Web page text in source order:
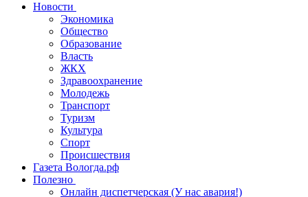
Новости
Экономика
Общество
Образование
Власть
ЖКХ
Здравоохранение
Молодежь
Транспорт
Туризм
Культура
Спорт
Происшествия
Газета Вологда.рф
Полезно
Онлайн диспетчерская (У нас авария!)